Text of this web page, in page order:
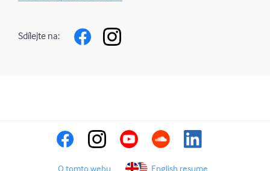
Sdílejte na:
O tomto webu English resume